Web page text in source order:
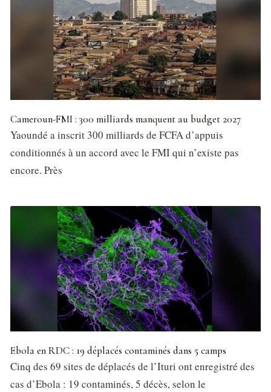
Cameroun-FMI : 300 milliards manquent au budget 2027
Yaoundé a inscrit 300 milliards de FCFA d’appuis
conditionnés à un accord avec le FMI qui n’existe pas
encore. Près
Ebola en RDC : 19 déplacés contaminés dans 5 camps
Cinq des 69 sites de déplacés de l’Ituri ont enregistré des
cas d’Ebola : 19 contaminés, 5 décès, selon le